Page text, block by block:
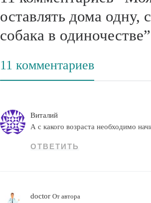
оставлять дома одну,
собака в одиночестве”
11 комментариев
Виталий
А с какого возраста необходимо
ОТВЕТИТЬ
doctorОт автора